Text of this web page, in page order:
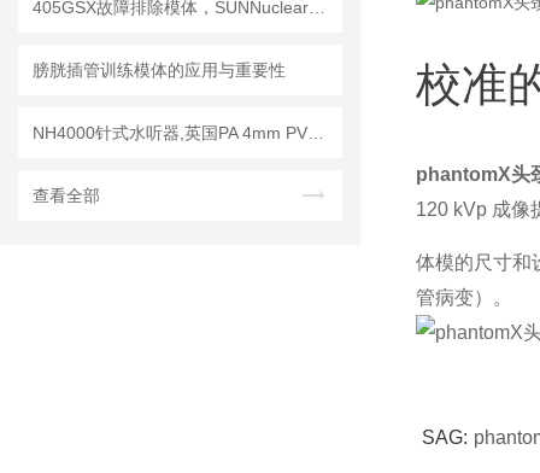
膀胱插管训练模体的应用与重要性
查看全部
校准
phantomX头
120 kVp 成像
体模的尺寸和
管病变）。
SAG: